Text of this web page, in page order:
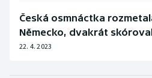
Česká osmnáctka
Německo, dvakrát
22. 4. 2023